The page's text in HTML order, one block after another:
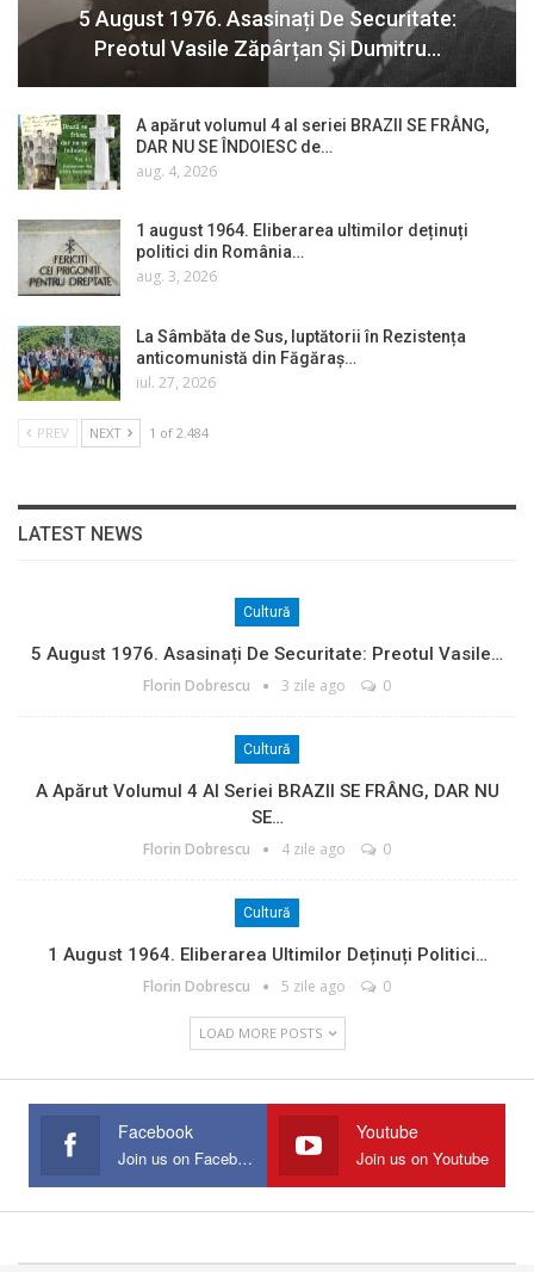
5 August 1976. Asasinați De Securitate:
Preotul Vasile Zăpârțan Și Dumitru…
A apărut volumul 4 al seriei BRAZII SE FRÂNG,
DAR NU SE ÎNDOIESC de…
aug. 4, 2026
1 august 1964. Eliberarea ultimilor deținuți
politici din România…
aug. 3, 2026
La Sâmbăta de Sus, luptătorii în Rezistența
anticomunistă din Făgăraș…
iul. 27, 2026
PREV NEXT 1 of 2.484
LATEST NEWS
Cultură
5 August 1976. Asasinați De Securitate: Preotul Vasile…
Florin Dobrescu 3 zile ago 0
Cultură
A Apărut Volumul 4 Al Seriei BRAZII SE FRÂNG, DAR NU
SE…
Florin Dobrescu 4 zile ago 0
Cultură
1 August 1964. Eliberarea Ultimilor Deținuți Politici…
Florin Dobrescu 5 zile ago 0
LOAD MORE POSTS
Facebook
Join us on Facebook
Youtube
Join us on Youtube